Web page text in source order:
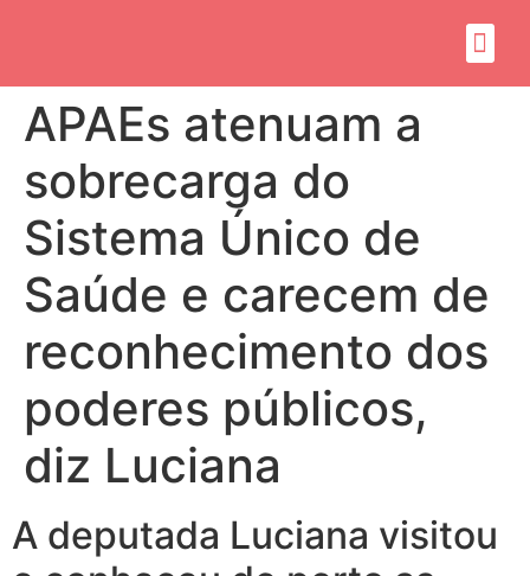
APAEs atenuam a
sobrecarga do
Sistema Único de
Saúde e carecem de
reconhecimento dos
poderes públicos,
diz Luciana
A deputada Luciana visitou